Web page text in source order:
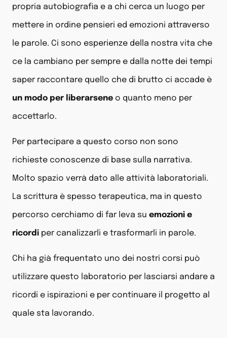
propria autobiografia e a chi cerca un luogo per
mettere in ordine pensieri ed emozioni attraverso
le parole. Ci sono esperienze della nostra vita che
ce la cambiano per sempre e dalla notte dei tempi
saper raccontare quello che di brutto ci accade è
un modo per liberarsene o quanto meno per
accettarlo.
Per partecipare a questo corso non sono
richieste conoscenze di base sulla narrativa.
Molto spazio verrà dato alle attività laboratoriali.
La scrittura è spesso terapeutica, ma in questo
percorso cerchiamo di far leva su emozioni e
ricordi per canalizzarli e trasformarli in parole.
Chi ha già frequentato uno dei nostri corsi può
utilizzare questo laboratorio per lasciarsi andare a
ricordi e ispirazioni e per continuare il progetto al
quale sta lavorando.